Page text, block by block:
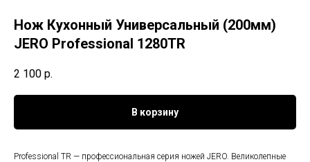
Нож Кухонный Универсальный (200мм)
JERO Professional 1280TR
2 100 р.
В корзину
Professional TR — профессиональная серия ножей JERO. Великолепные